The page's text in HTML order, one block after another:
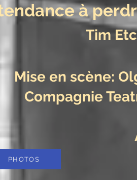
à perdr
Tim
Mise en scène:
Compagnie
PHOTOS